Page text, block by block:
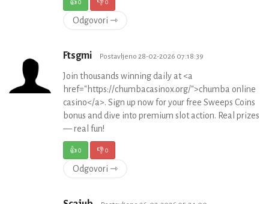
👍0 👎0
Odgovori ⇾
Ftsgmi Postavljeno 28-02-2026 07:18:39
Join thousands winning daily at <a
href="https://chumbacasinox.org/">chumba online
casino</a>. Sign up now for your free Sweeps Coins
bonus and dive into premium slot action. Real prizes
— real fun!
👍0 👎0
Odgovori ⇾